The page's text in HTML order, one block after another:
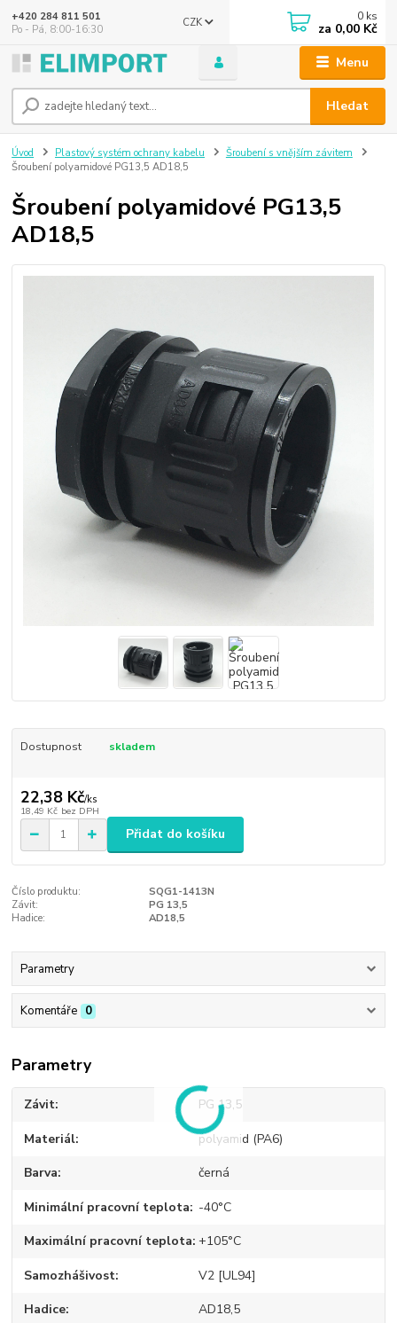
Menu
CZK
Hledat
+420 284 811 501
Po - Pá, 8:00-16:30
0 ks
za 0,00 Kč
Úvod Plastový systém ochrany kabelu
Šroubení s vnějším závitem
Šroubení polyamidové PG13,5 AD18,5
Šroubení polyamidové PG13,5
AD18,5
Dostupnost skladem
22,38 Kč/ks
18,49 Kč bez DPH
Přidat do košíku
Číslo produktu:
SQG1-1413N
Závit:
PG 13,5
Hadice:
AD18,5
Parametry
Komentáře 0
Parametry
Závit PG 13,5
Materiál polyamid (PA6)
Barva černá
Minimální pracovní teplota -40°C
Maximální pracovní teplota +105°C
Samozhášivost V2 [UL94]
Hadice AD18,5